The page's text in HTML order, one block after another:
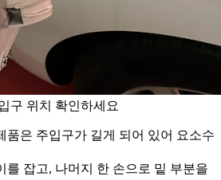
구 위치 확인하세요
품은 주입구가 길게 되어 있어 요소수
를 잡고, 나머지 한 손으로 밑 부분을